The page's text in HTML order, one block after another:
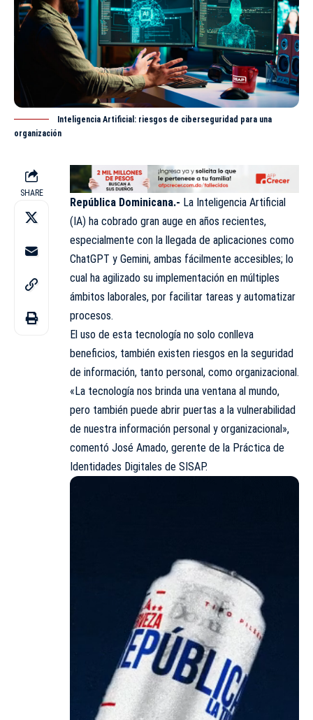
Inteligencia Artificial: riesgos de ciberseguridad para una
organización
SHARE
República Dominicana.- La Inteligencia Artificial
( IA) ha cobrado gran auge en años recientes,
especialmente con la llegada de aplicaciones como
ChatGPT y Gemini, ambas fácilmente accesibles; lo
cual ha agilizado su implementación en múltiples
ámbitos laborales, por facilitar tareas y automatizar
procesos.
El uso de esta tecnología no solo conlleva
beneficios, también existen riesgos en la seguridad
de información, tanto personal, como organizacional.
«La tecnología nos brinda una ventana al mundo,
pero también puede abrir puertas a la vulnerabilidad
de nuestra información personal y organizacional»,
comentó José Amado, gerente de la Práctica de
Identidades Digitales de SISAP.